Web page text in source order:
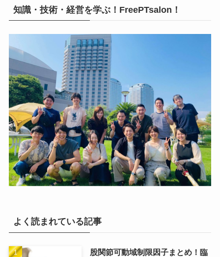
知識・技術・経営を学ぶ！FreePTsalon！
よく読まれている記事
股関節可動域制限因子まとめ！臨